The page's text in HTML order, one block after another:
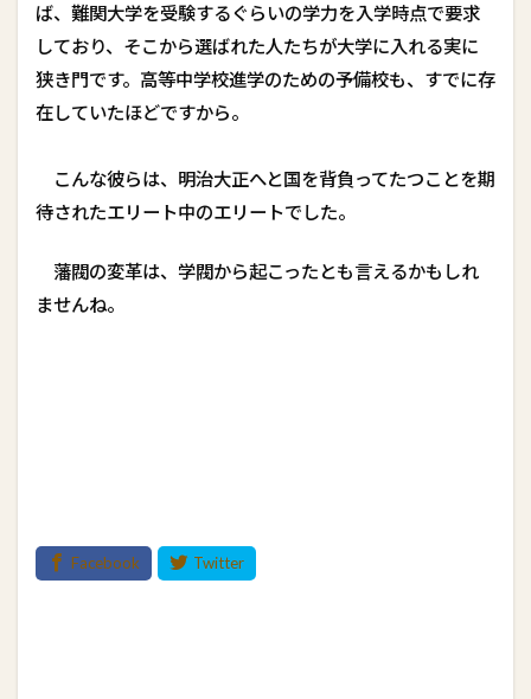
ば、難関大学を受験するぐらいの学力を入学時点で要求
しており、そこから選ばれた人たちが大学に入れる――実に
狭き門です。高等中学校進学のための予備校も、すでに存
在していたほどですから。
こんな彼らは、明治大正へと国を背負ってたつことを期
待されたエリート中のエリートでした。
藩閥の変革は、学閥から起こったとも言えるかもしれ
ませんね。